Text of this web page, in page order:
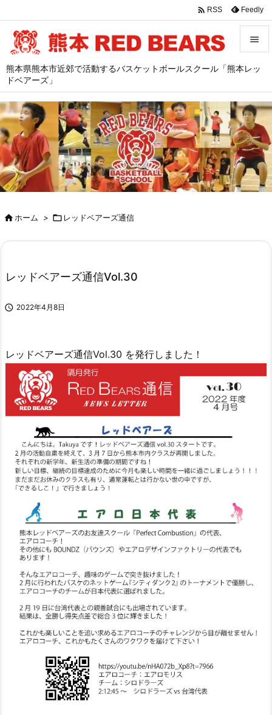
熊本県熊本市近郊で活動するバスケットボールスクール「熊本レッ
ドベアーズ」



サイド

前へ

次へ

 RSS Feedly
ホーム >  レッドベアーズ通信
レッドベアーズ通信Vol.30
 2022年4月8日
レッドベアーズ通信Vol.30 を発行しました！